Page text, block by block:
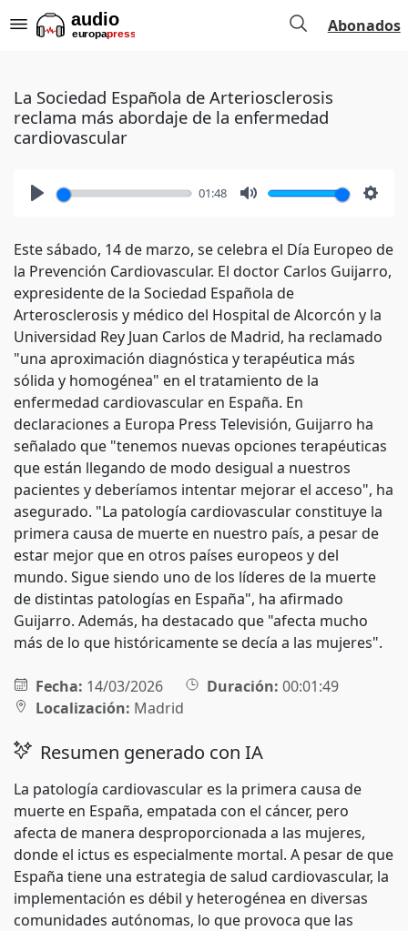
Abonados
La Sociedad Española de Arteriosclerosis
reclama más abordaje de la enfermedad
cardiovascular
01:48
Este sábado, 14 de marzo, se celebra el Día Europeo de
la Prevención Cardiovascular. El doctor Carlos Guijarro,
expresidente de la Sociedad Española de
Arterosclerosis y médico del Hospital de Alcorcón y la
Universidad Rey Juan Carlos de Madrid, ha reclamado
"una aproximación diagnóstica y terapéutica más
sólida y homogénea" en el tratamiento de la
enfermedad cardiovascular en España. En
declaraciones a Europa Press Televisión, Guijarro ha
señalado que "tenemos nuevas opciones terapéuticas
que están llegando de modo desigual a nuestros
pacientes y deberíamos intentar mejorar el acceso", ha
asegurado. "La patología cardiovascular constituye la
primera causa de muerte en nuestro país, a pesar de
estar mejor que en otros países europeos y del
mundo. Sigue siendo uno de los líderes de la muerte
de distintas patologías en España", ha afirmado
Guijarro. Además, ha destacado que "afecta mucho
más de lo que históricamente se decía a las mujeres".
Fecha: 14/03/2026 Duración: 00:01:49
Localización: Madrid
Resumen generado con IA
La patología cardiovascular es la primera causa de
muerte en España, empatada con el cáncer, pero
afecta de manera desproporcionada a las mujeres,
donde el ictus es especialmente mortal. A pesar de que
España tiene una estrategia de salud cardiovascular, la
implementación es débil y heterogénea en diversas
comunidades autónomas, lo que provoca que las